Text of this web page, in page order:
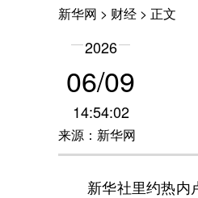
新华网 > 财经 > 正文
2026
06/09
14:54:02
来源：新华网
新华社里约热内卢